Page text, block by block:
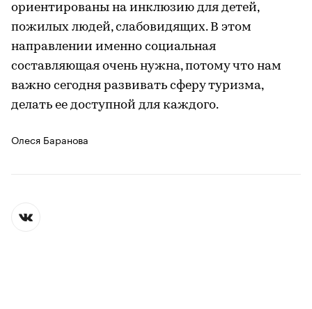
ориентированы на инклюзию для детей,
пожилых людей, слабовидящих. В этом
направлении именно социальная
составляющая очень нужна, потому что нам
важно сегодня развивать сферу туризма,
делать ее доступной для каждого.
Олеся Баранова